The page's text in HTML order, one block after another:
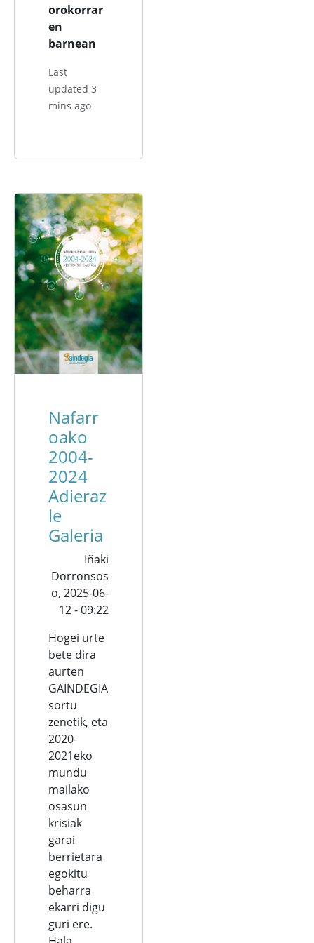
orokorrar
en
barnean
Last
updated 3
mins ago
Nafarr
oako
2004-
2024
Adieraz
le
Galeria
Iñaki
Dorronsos
o, 2025-06-
12 - 09:22
Hogei urte
bete dira
aurten
GAINDEGIA
sortu
zenetik, eta
2020-
2021eko
mundu
mailako
osasun
krisiak
garai
berrietara
egokitu
beharra
ekarri digu
guri ere.